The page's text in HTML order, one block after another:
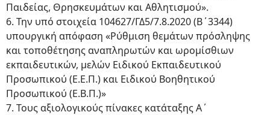
Παιδείας, Θρησκευμάτων και Αθλητισμού».
6. Την υπό στοιχεία 104627/ΓΔ5/7.8.2020 (Β΄3344)
υπουργική απόφαση «Ρύθμιση θεμάτων πρόσληψης
και τοποθέτησης αναπληρωτών και ωρομίσθιων
εκπαιδευτικών, μελών Ειδικού Εκπαιδευτικού
Προσωπικού (Ε.Ε.Π.) και Ειδικού Βοηθητικού
Προσωπικού (Ε.Β.Π.)»
7. Τους αξιολογικούς πίνακες κατάταξης Α΄